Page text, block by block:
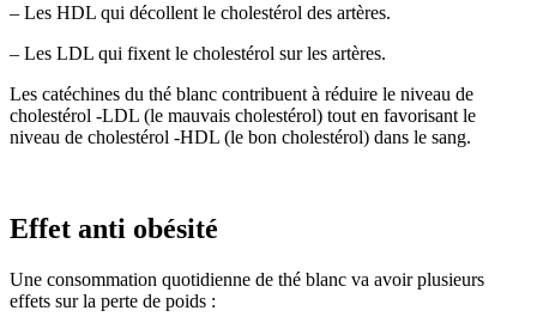
– Les HDL qui décollent le cholestérol des artères.
– Les LDL qui fixent le cholestérol sur les artères.
Les catéchines du thé blanc contribuent à réduire le niveau de
cholestérol -LDL (le mauvais cholestérol) tout en favorisant le
niveau de cholestérol -HDL (le bon cholestérol) dans le sang.
Effet anti obésité
Une consommation quotidienne de thé blanc va avoir plusieurs
effets sur la perte de poids :